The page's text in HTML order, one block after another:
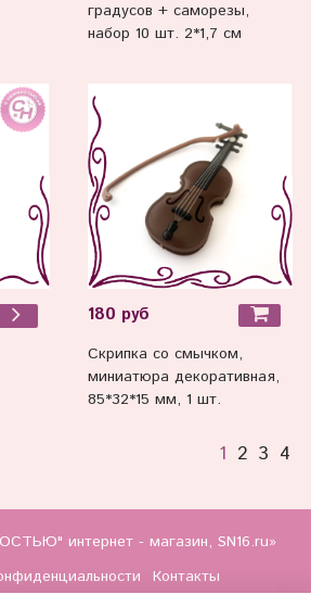
градусов + саморезы,
набор 10 шт. 2*1,7 см
180 руб
Скрипка со смычком,
миниатюра декоративная,
85*32*15 мм, 1 шт.
1 2 3 4
интернет - магазин, SN16.ru»
Контакты